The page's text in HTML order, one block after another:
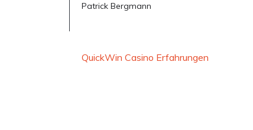
Patrick Bergmann
QuickWin Casino Erfahrungen